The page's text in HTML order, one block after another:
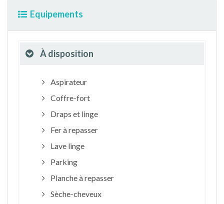
Equipements
À disposition
Aspirateur
Coffre-fort
Draps et linge
Fer à repasser
Lave linge
Parking
Planche à repasser
Sèche-cheveux